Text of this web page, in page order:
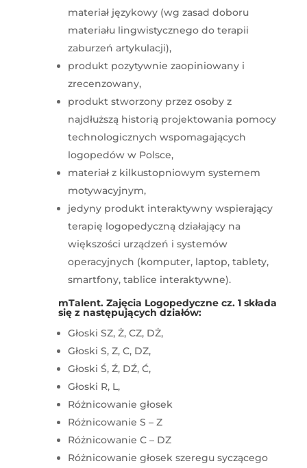
materiał językowy (wg zasad doboru
materiału lingwistycznego do terapii
zaburzeń artykulacji),
produkt pozytywnie zaopiniowany i
zrecenzowany,
produkt stworzony przez osoby z
najdłuższą historią projektowania pomocy
technologicznych wspomagających
logopedów w Polsce,
materiał z kilkustopniowym systemem
motywacyjnym,
jedyny produkt interaktywny wspierający
terapię logopedyczną działający na
większości urządzeń i systemów
operacyjnych (komputer, laptop, tablety,
smartfony, tablice interaktywne).
mTalent. Zajęcia Logopedyczne cz. 1 składa
się z następujących działów:
Głoski SZ, Ż, CZ, DŻ,
Głoski S, Z, C, DZ,
Głoski Ś, Ź, DŹ, Ć,
Głoski R, L,
Różnicowanie głosek
Różnicowanie S – Z
Różnicowanie C – DZ
Różnicowanie głosek szeregu syczącego